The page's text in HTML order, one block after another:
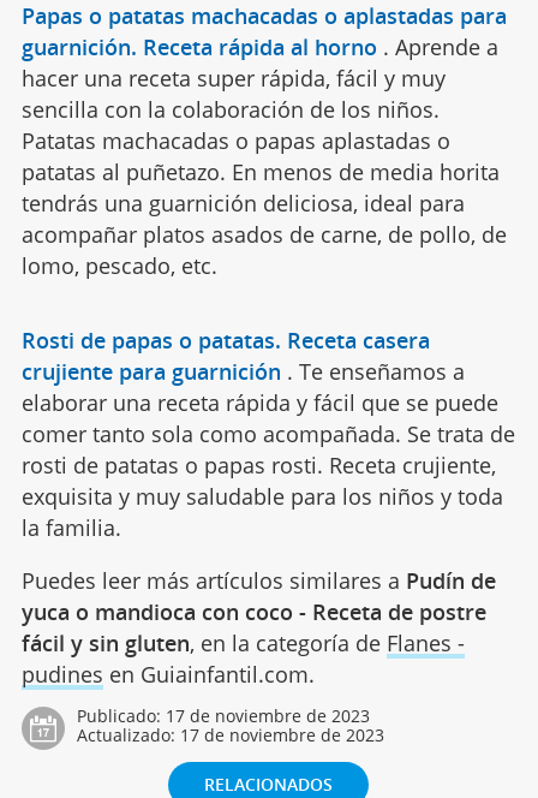
Papas o patatas machacadas o aplastadas para
guarnición. Receta rápida al horno . Aprende a
hacer una receta super rápida, fácil y muy
sencilla con la colaboración de los niños.
Patatas machacadas o papas aplastadas o
patatas al puñetazo. En menos de media horita
tendrás una guarnición deliciosa, ideal para
acompañar platos asados de carne, de pollo, de
lomo, pescado, etc.
Rosti de papas o patatas. Receta casera
crujiente para guarnición . Te enseñamos a
elaborar una receta rápida y fácil que se puede
comer tanto sola como acompañada. Se trata de
rosti de patatas o papas rosti. Receta crujiente,
exquisita y muy saludable para los niños y toda
la familia.
Puedes leer más artículos similares a Pudín de
yuca o mandioca con coco - Receta de postre
fácil y sin gluten, en la categoría de Flanes -
pudines en Guiainfantil.com.
Publicado: 17 de noviembre de 2023
Actualizado: 17 de noviembre de 2023
RELACIONADOS